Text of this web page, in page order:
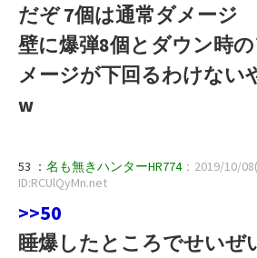
だぞ 7個は通常ダメージ
壁に爆弾8個とダウン時
メージが下回るわけない
w
53 ： 名も無きハンターHR774：2019/10/
ID:RCUlQyMn.net
>>50
睡爆したところでせいぜ